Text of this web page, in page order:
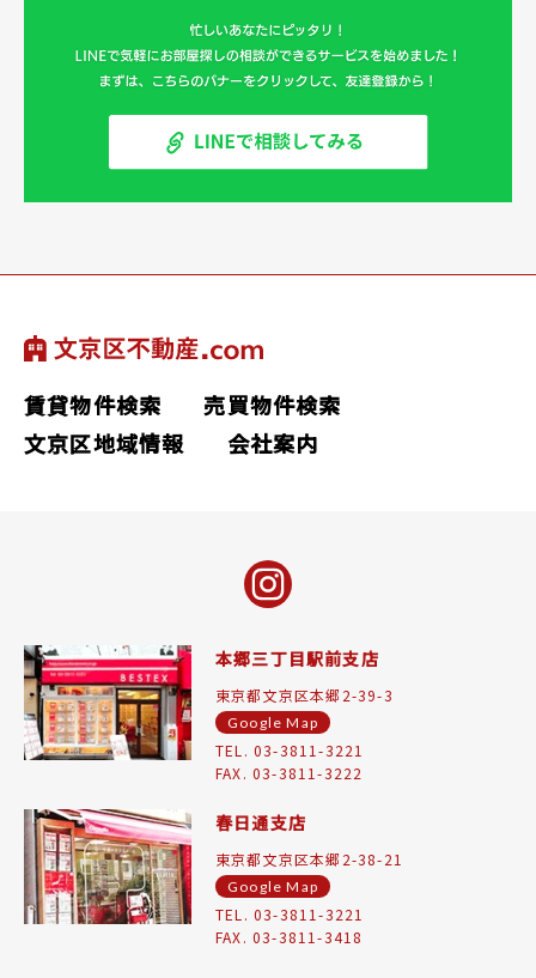
賃貸物件検索
売買物件検索
文京区地域情報
会社案内
本郷三丁目駅前支店
東京都文京区本郷2-39-3
Google Map
TEL. 03-3811-3221
FAX. 03-3811-3222
春日通支店
東京都文京区本郷2-38-21
Google Map
TEL. 03-3811-3221
FAX. 03-3811-3418